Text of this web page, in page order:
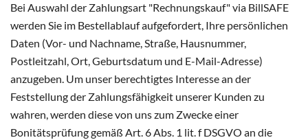
Bei Auswahl der Zahlungsart "Rechnungskauf" via BillSAFE
werden Sie im Bestellablauf aufgefordert, Ihre persönlichen
Daten (Vor- und Nachname, Straße, Hausnummer,
Postleitzahl, Ort, Geburtsdatum und E-Mail-Adresse)
anzugeben. Um unser berechtigtes Interesse an der
Feststellung der Zahlungsfähigkeit unserer Kunden zu
wahren, werden diese von uns zum Zwecke einer
Bonitätsprüfung gemäß Art. 6 Abs. 1 lit. f DSGVO an die